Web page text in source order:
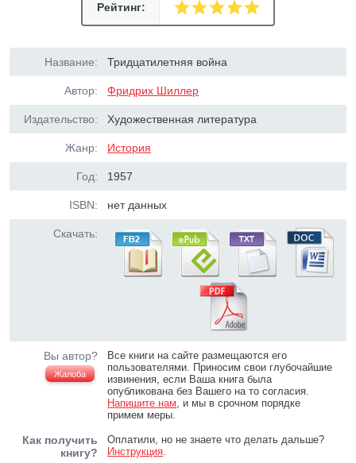
Рейтинг:
Название: Тридцатилетняя война
Автор: Фридрих Шиллер
Издательство: Художественная литература
Жанр: История
Год: 1957
ISBN: нет данных
Скачать:
Вы автор?
Жалоба
Все книги на сайте размещаются его
пользователями. Приносим свои глубочайшие
извинения, если Ваша книга была
опубликована без Вашего на то согласия.
Напишите нам, и мы в срочном порядке
примем меры.
Как получить
книгу?
Оплатили, но не знаете что делать дальше?
Инструкция.